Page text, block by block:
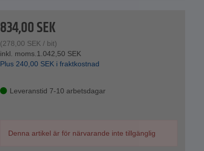
834,00SEK
(278,00 SEK / bit)
inkl. moms.1.042,50 SEK
Plus 240,00 SEK i fraktkostnad
Leveranstid 7-10 arbetsdagar
Denna artikel är för närvarande inte tillgänglig